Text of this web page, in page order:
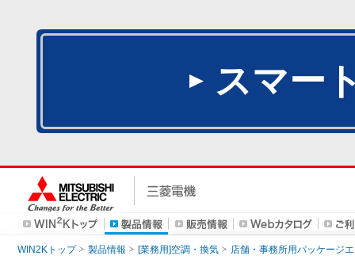
スマー
WIN2Kトップ 製品情報 [業務用]空調・換気 店舗・事務所用パッケージ